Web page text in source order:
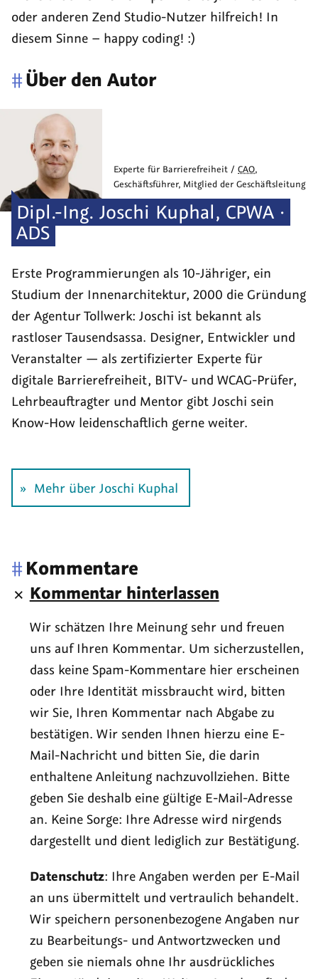
oder anderen Zend Studio-Nutzer hilfreich! In
diesem Sinne – happy coding! :)
#Über den Autor
Dipl.-Ing. Joschi Kuphal, CPWA ·
ADS
Experte für Barrierefreiheit / CAO,
Geschäftsführer, Mitglied der Geschäftsleitung
Erste Programmierungen als 10-Jähriger, ein
Studium der Innen­architektur, 2000 die Grün­dung
der Agentur Tollwerk: Joschi ist bekannt als
rastloser Tausend­sassa. Designer, Entwickler und
Veranstalter — als zerti­fizierter Experte für
digitale Barriere­freiheit, BITV- und WCAG-Prüfer,
Lehr­beauf­tragter und Mentor gibt Joschi sein
Know-How leiden­schaftlich gerne weiter.
Mehr über Joschi Kuphal
# Kommentare
Kommentar hinterlassen
Wir schätzen Ihre Meinung sehr und freuen
uns auf Ihren Kommentar. Um sicherzustellen,
dass keine Spam-Kommentare hier erscheinen
oder Ihre Identität missbraucht wird, bitten
wir Sie, Ihren Kommentar nach Abgabe zu
bestätigen. Wir senden Ihnen hierzu eine E-
Mail-Nachricht und bitten Sie, die darin
enthaltene Anleitung nachzuvollziehen. Bitte
geben Sie deshalb eine gültige E-Mail-Adresse
an. Keine Sorge: Ihre Adresse wird nirgends
dargestellt und dient lediglich zur Bestätigung.
Datenschutz: Ihre Angaben werden per E-Mail
an uns übermittelt und vertraulich behandelt.
Wir speichern personenbezogene Angaben nur
zu Bearbeitungs- und Antwortzwecken und
geben sie niemals ohne Ihr ausdrückliches